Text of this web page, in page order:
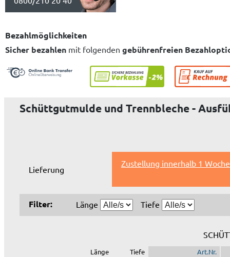
Bezahlmöglichkeiten
Sicher bezahlen mit folgenden gebührenfreien
Schüttgutmulde und Trennbleche -
Lieferung
Zustellung innerhalb 1
Filter: Länge Tiefe
Länge Tiefe Art.Nr.